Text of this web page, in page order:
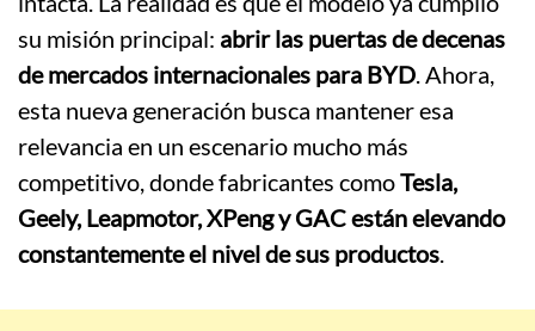
su misión principal: abrir las puertas de decenas
de mercados internacionales para BYD. Ahora,
esta nueva generación busca mantener esa
relevancia en un escenario mucho más
competitivo, donde fabricantes comoTesla,
Geely, Leapmotor, XPeng y GAC están elevando
constantemente el nivel de sus productos.